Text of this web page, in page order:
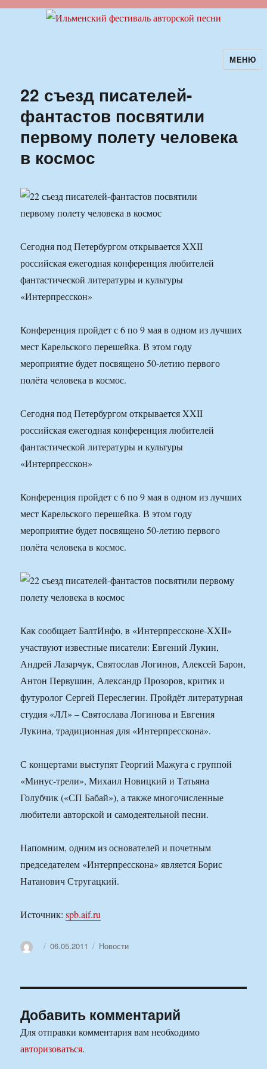
Ильменский фестиваль авторской
песни
МЕНЮ
22 съезд писателей-
фантастов посвятили
первому полету человека
в космос
Сегодня под Петербургом открывается XXII
российская ежегодная конференция любителей
фантастической литературы и культуры
«Интерпресскон»
Конференция пройдет с 6 по 9 мая в одном из лучших
мест Карельского перешейка. В этом году
мероприятие будет посвящено 50-летию первого
полёта человека в космос.
Сегодня под Петербургом открывается XXII
российская ежегодная конференция любителей
фантастической литературы и культуры
«Интерпресскон»
Конференция пройдет с 6 по 9 мая в одном из лучших
мест Карельского перешейка. В этом году
мероприятие будет посвящено 50-летию первого
полёта человека в космос.
Как сообщает БалтИнфо, в «Интерпрессконе-XXII»
участвуют известные писатели: Евгений Лукин,
Андрей Лазарчук, Святослав Логинов, Алексей Барон,
Антон Первушин, Александр Прозоров, критик и
футуролог Сергей Переслегин. Пройдёт литературная
студия «ЛЛ» – Святослава Логинова и Евгения
Лукина, традиционная для «Интерпресскона».
С концертами выступят Георгий Мажуга с группой
«Минус-трели», Михаил Новицкий и Татьяна
Голубчик («СП Бабай»), а также многочисленные
любители авторской и самодеятельной песни.
Напомним, одним из основателей и почетным
председателем «Интерпресскона» является Борис
Натанович Стругацкий.
Источник:spb.aif.ru
АвторОпубликовано
06.05.2011 Рубрики
Новости
Добавить комментарий
Для отправки комментария вам необходимо
авторизоваться.